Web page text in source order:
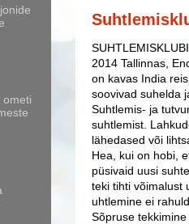
2014 Tallinnas,
on kavas India
soovivad suhelda
Suhtlemis- ja
suhtlemist.
lähedased või
Hea, kui on hobi,
püsivaid uusi
teki tihti võimalust
uhtlemine ei
Sõpruse
ometi